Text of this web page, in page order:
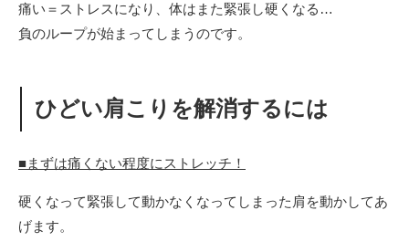
痛い＝ストレスになり、体はまた緊張し硬くなる…
負のループが始まってしまうのです。
ひどい肩こりを解消するには
■まずは痛くない程度にストレッチ！
硬くなって緊張して動かなくなってしまった肩を動かしてあ
げます。